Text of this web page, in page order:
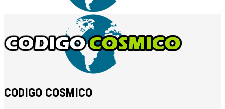
CODIGO COSMICO